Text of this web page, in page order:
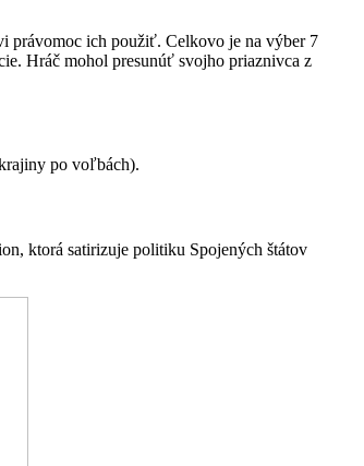
právomoc ich použiť. Celkovo je na výber 7
Hráč mohol presunúť svojho priaznivca z
po voľbách).
ktorá satirizuje politiku Spojených štátov